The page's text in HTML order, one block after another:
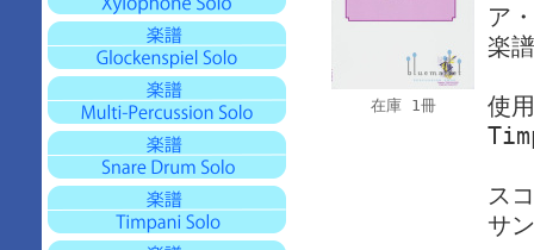
在庫 1冊
ア
楽
使
ス
サ